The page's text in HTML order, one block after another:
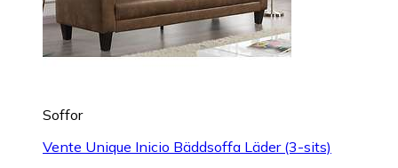
Soffor
Vente Unique Inicio Bäddsoffa Läder (3-sits)